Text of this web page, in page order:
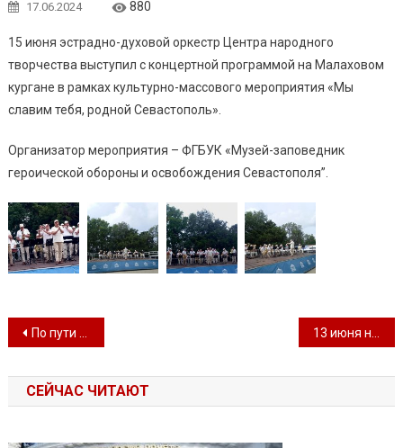
17.06.2024 880
15 июня эстрадно-духовой оркестр Центра народного
творчества выступил с концертной программой на Малаховом
кургане в рамках культурно-массового мероприятия «Мы
славим тебя, родной Севастополь».
Организатор мероприятия – ФГБУК «Музей-заповедник
героической обороны и освобождения Севастополя”.
Навигация по записям
По пути добра и мастерства
СЕЙЧАС ЧИТАЮТ